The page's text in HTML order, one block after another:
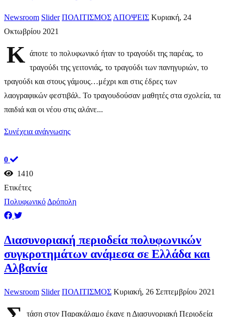
Newsroom Slider ΠΟΛΙΤΙΣΜΟΣ ΑΠΟΨΕΙΣ Κυριακή, 24
Οκτωβρίου 2021
Κ άποτε το πολυφωνικό ήταν το τραγούδι της παρέας, το
τραγούδι της γειτονιάς, το τραγούδι των πανηγυριών, το
τραγούδι και στους γάμους…μέχρι και στις έδρες των
λαογραφικών φεστιβάλ. Το τραγουδούσαν μαθητές στα σχολεία, τα
παιδιά και οι νέου στις αλάνε...
Συνέχεια ανάγνωσης
0
1410
Ετικέτες
Πολυφωνικό Δρόπολη
​Διασυνοριακή περιοδεία πολυφωνικών
συγκροτημάτων ανάμεσα σε Ελλάδα και
Αλβανία
Newsroom Slider ΠΟΛΙΤΙΣΜΟΣ Κυριακή, 26 Σεπτεμβρίου 2021
τάση στον Παρακάλαμο έκανε η Διασυνοριακή Περιοδεία